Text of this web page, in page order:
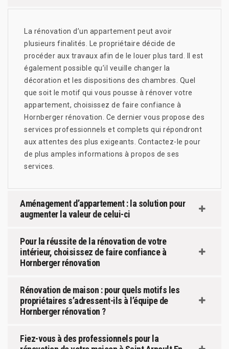
La rénovation d’un appartement peut avoir
plusieurs finalités. Le propriétaire décide de
procéder aux travaux afin de le louer plus tard. Il est
également possible qu’il veuille changer la
décoration et les dispositions des chambres. Quel
que soit le motif qui vous pousse à rénover votre
appartement, choisissez de faire confiance à
Hornberger rénovation. Ce dernier vous propose des
services professionnels et complets qui répondront
aux attentes des plus exigeants. Contactez-le pour
de plus amples informations à propos de ses
services.
Aménagement d’appartement : la solution pour
augmenter la valeur de celui-ci
Pour la réussite de la rénovation de votre
intérieur, choisissez de faire confiance à
Hornberger rénovation
Rénovation de maison : pour quels motifs les
propriétaires s’adressent-ils à l’équipe de
Hornberger rénovation ?
Fiez-vous à des professionnels pour la